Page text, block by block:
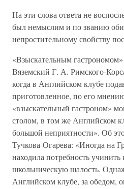
На эти слова ответа не
был немыслим и по званию
непростительному свойству
«Взыскательным
Вяземский Г. А. Римского-
когда в Английском клубе
приготовленное, по его
«взыскательный гастроном»
столом, в том же Английском
большой неприятности». Об
Тучкова-Огарева: «Иногда на
находила потребность
школьническую шалость.
Английском клубе, за обедом,